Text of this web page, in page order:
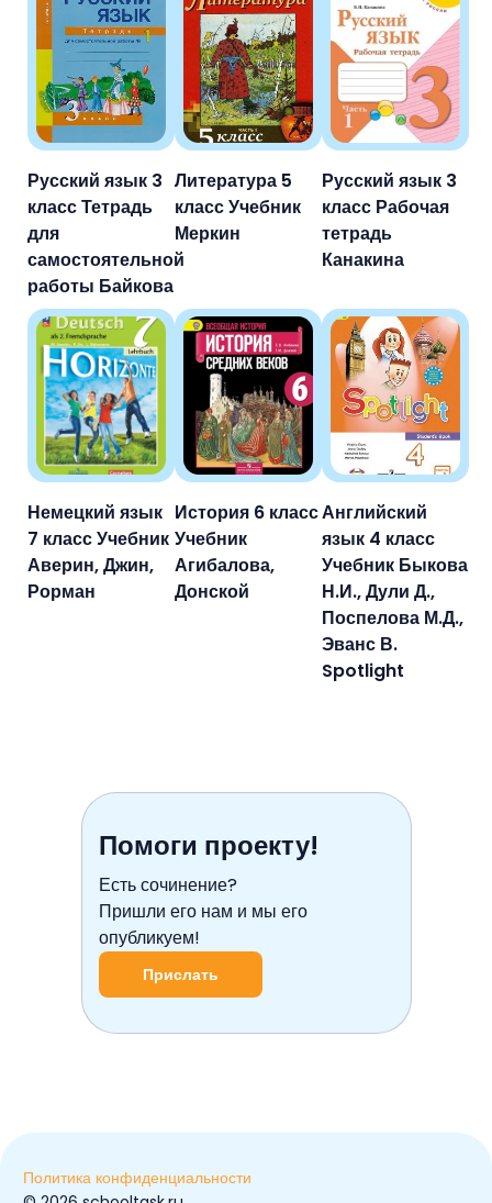
Русский язык 3
класс Тетрадь
для
самостоятельной
работы Байкова
Литература 5
класс Учебник
Меркин
Русский язык 3
класс Рабочая
тетрадь
Канакина
Немецкий язык
7 класс Учебник
Аверин, Джин,
Рорман
История 6 класс
Учебник
Агибалова,
Донской
Английский
язык 4 класс
Учебник Быкова
Н.И., Дули Д.,
Поспелова М.Д.,
Эванс В.
Spotlight
Помоги проекту!
Есть сочинение?
Пришли его нам и мы его
опубликуем!
Прислать
Политика конфиденциальности